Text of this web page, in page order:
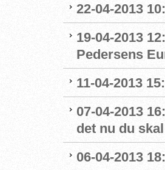
22-04-2013
19-04-2013
Pedersens
11-04-2013
07-04-2013
det nu du
06-04-2013